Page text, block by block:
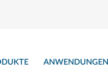
ANWENDUNGEN